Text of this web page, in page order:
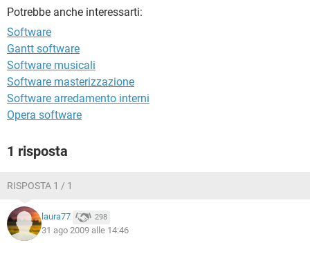
HARDWARE
Potrebbe anche interessarti:
Software
Gantt software
Software musicali
Software masterizzazione
Software arredamento interni
Opera software
1 risposta
RISPOSTA 1 / 1
laura77 298
31 ago 2009 alle 14:46